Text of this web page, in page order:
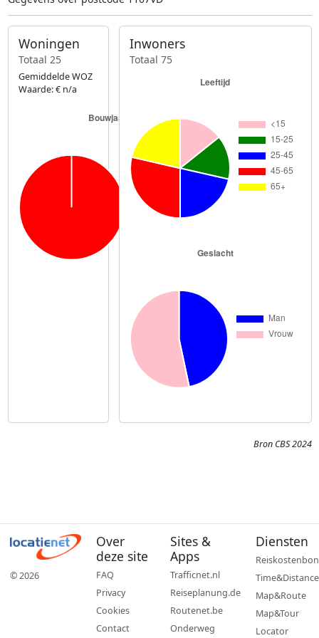
Woningen
Totaal 25
Gemiddelde WOZ
Waarde: € n/a
Inwoners
Totaal 75
Bron CBS 2024
© 2026
Over
deze site
FAQ
Privacy
Cookies
Contact
Sites &
Apps
Trafficnet.nl
Reiseplanung.de
Routenet.be
Onderweg
Diensten
Reiskostenbon
Time&Distance
Map&Route
Map&Tour
Locator